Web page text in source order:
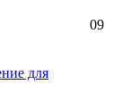
09
для